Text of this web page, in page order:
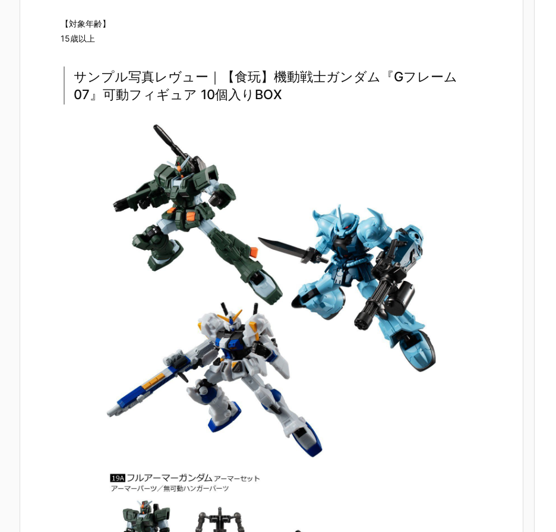
【対象年齢】
15歳以上
サンプル写真レヴュー｜【食玩】機動戦士ガンダム『Gフレーム
07』可動フィギュア 10個入りBOX